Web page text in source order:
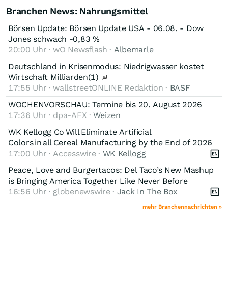
Branchen News: Nahrungsmittel
Börsen Update: Börsen Update USA - 06.08. - Dow
Jones schwach -0,83 %
20:00 Uhr · wO Newsflash · Albemarle
Deutschland in Krisenmodus: Niedrigwasser kostet
Wirtschaft Milliarden(1)
17:55 Uhr · wallstreetONLINE Redaktion · BASF
WOCHENVORSCHAU: Termine bis 20. August 2026
17:36 Uhr · dpa-AFX ·Weizen
WK Kellogg Co Will Eliminate Artificial
Colors in all Cereal Manufacturing by the End of 2026
17:00 Uhr · Accesswire · WK Kellogg
Peace, Love and Burgertacos: Del Taco’s New Mashup
is Bringing America Together Like Never Before
16:56 Uhr · globenewswire · Jack In The Box
mehr Branchennachrichten »